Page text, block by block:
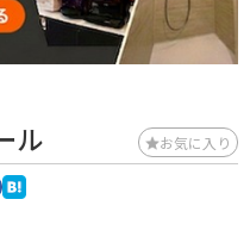
ル お気に入り